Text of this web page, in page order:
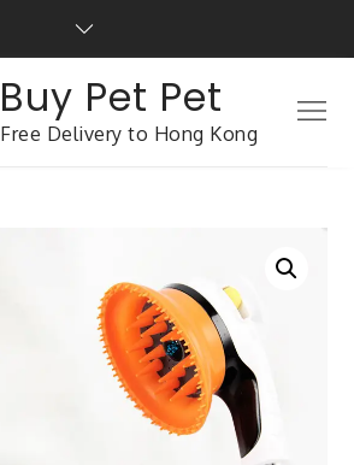
Buy Pet Pet
Free Delivery to Hong Kong